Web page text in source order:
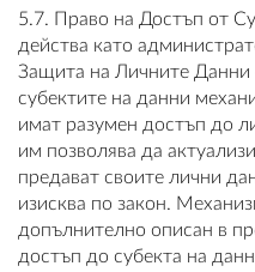
5.7. Право на Достъп от
действа като
Защита на Личните Данни
субектите на данни
имат разумен достъп до
им позволява да
предават своите лични
изисква по закон.
допълнително описан в
достъп до субекта на